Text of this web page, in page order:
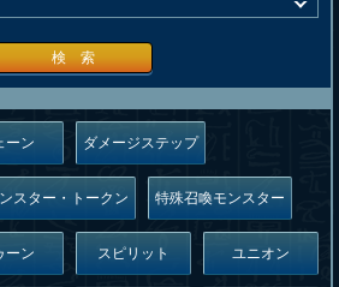
検 索
ーン ダメージステップ
スター・トークン 特殊召喚モンスター
ーン スピリット ユニオン